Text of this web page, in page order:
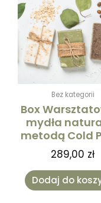
Bez kategorii
Box
mydła
metodą Cold
289,00 zł
Dodaj do